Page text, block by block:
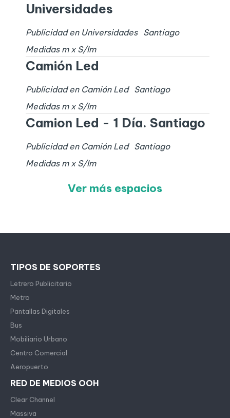
Universidades
Publicidad en Universidades
Santiago
Medidas m x S/Im
Camión Led
Publicidad en Camión Led
Santiago
Medidas m x S/Im
Camion Led - 1 Día. Santiago
Publicidad en Camión Led
Santiago
Medidas m x S/Im
Ver más espacios
TIPOS DE SOPORTES
Letrero Publicitario
Metro
Pantallas Digitales
Bus
Mobiliario Urbano
Centro Comercial
Aeropuerto
RED DE MEDIOS OOH
Clear Channel
Massiva